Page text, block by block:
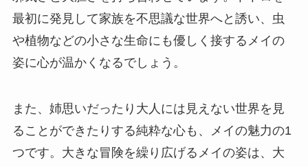
最初に発見して家族を不思議な世界へと誘い、虫
や植物などの小さな生命にも優しく接するメイの
姿に心が温かくなるでしょう。
また、姉思いだったり大人には見えない世界を見
ることができたりする純粋な心も、メイの魅力の1
つです。大きな冒険を繰り広げるメイの姿は、大